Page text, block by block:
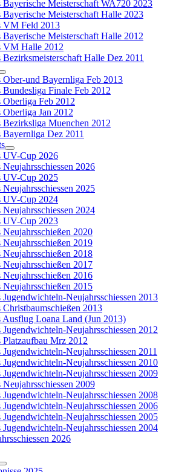
Bayerische Meisterschaft WA720 2023
Bayerische Meisterschaft Halle 2023
VM Feld 2013
Bayerische Meisterschaft Halle 2012
VM Halle 2012
Bezirksmeisterschaft Halle Dez 2011
Ober-und Bayernliga Feb 2013
Bundesliga Finale Feb 2012
Oberliga Feb 2012
Oberliga Jan 2012
Bezirksliga Muenchen 2012
Bayernliga Dez 2011
UV-Cup 2026
Neujahrsschiessen 2026
UV-Cup 2025
Neujahrsschiessen 2025
UV-Cup 2024
Neujahrsschiessen 2024
UV-Cup 2023
Neujahrsschießen 2020
Neujahrsschießen 2019
Neujahrsschießen 2018
Neujahrsschießen 2017
Neujahrsschießen 2016
Neujahrsschießen 2015
Jugendwichteln-Neujahrsschiessen 2013
Christbaumschießen 2013
Ausflug Loana Land (Jun 2013)
Jugendwichteln-Neujahrsschiessen 2012
Platzaufbau Mrz 2012
Jugendwichteln-Neujahrsschiessen 2011
Jugendwichteln-Neujahrsschiessen 2010
Jugendwichteln-Neujahrsschiessen 2009
Neujahrsschiessen 2009
Jugendwichteln-Neujahrsschiessen 2008
Jugendwichteln-Neujahrsschiessen 2006
Jugendwichteln-Neujahrsschiessen 2005
Jugendwichteln-Neujahrsschiessen 2004
2026